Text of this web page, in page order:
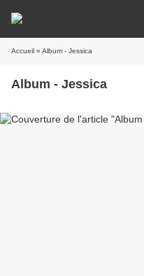
Accueil » Album - Jessica
Album - Jessica